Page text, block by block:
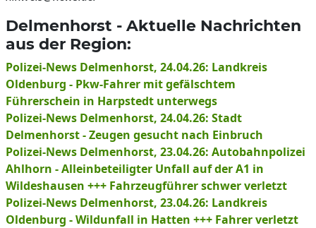
Delmenhorst - Aktuelle Nachrichten
aus der Region:
Polizei-News Delmenhorst, 24.04.26: Landkreis
Oldenburg - Pkw-Fahrer mit gefälschtem
Führerschein in Harpstedt unterwegs
Polizei-News Delmenhorst, 24.04.26: Stadt
Delmenhorst - Zeugen gesucht nach Einbruch
Polizei-News Delmenhorst, 23.04.26: Autobahnpolizei
Ahlhorn - Alleinbeteiligter Unfall auf der A1 in
Wildeshausen +++ Fahrzeugführer schwer verletzt
Polizei-News Delmenhorst, 23.04.26: Landkreis
Oldenburg - Wildunfall in Hatten +++ Fahrer verletzt